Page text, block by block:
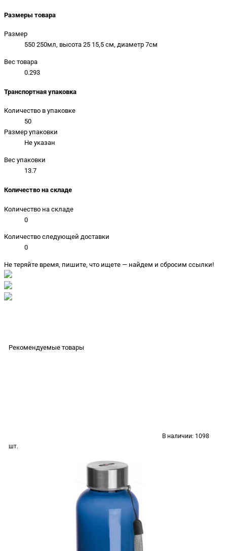
Размеры товара
Размер
550 250мл, высота 25 15,5 см, диаметр 7см
Вес товара
0.293
Транспортная упаковка
Количество в упаковке
50
Размер упаковки
Не указан
Вес упаковки
13.7
Количество на складе
Количество на складе
0
Количество следующей доставки
0
Не теряйте время, пишите, что ищете — найдем и сбросим ссылки!
Рекомендуемые товары
В наличии: 1098
шт.